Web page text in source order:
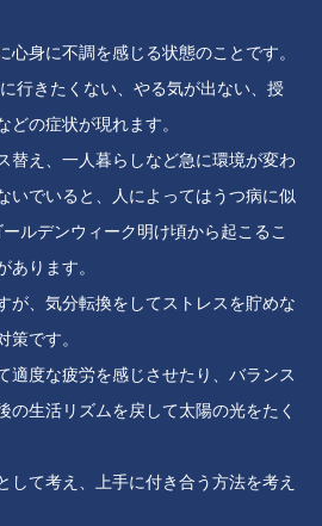
心身に不調を感じる状態のことです。
行きたくない、やる気が出ない、授
どの症状が現れます。
替え、一人暮らしなど急に環境が変わ
いでいると、人によってはうつ病に似
ルデンウィーク明け頃から起こるこ
あります。
が、気分転換をしてストレスを貯めな
策です。
適度な疲労を感じさせたり、バランス
の生活リズムを戻して太陽の光をたく
して考え、上手に付き合う方法を考え